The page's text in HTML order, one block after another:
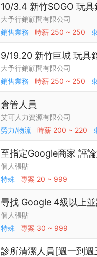
10/3.4 新竹SOGO 玩具
大予行銷顧問有限公司
銷售業務
時薪 250 ~ 250
9/19.20 新竹巨城 玩具
大予行銷顧問有限公司
銷售業務
時薪 250 ~ 250
倉管人員
艾可人力資源有限公司
勞力/物流
時薪 200 ~ 220
至指定Google商家 評論
個人張貼
特殊
專案 20 ~ 999
尋找 Google 4級以上
個人張貼
特殊
專案 30 ~ 999
診所清潔人員[週一到